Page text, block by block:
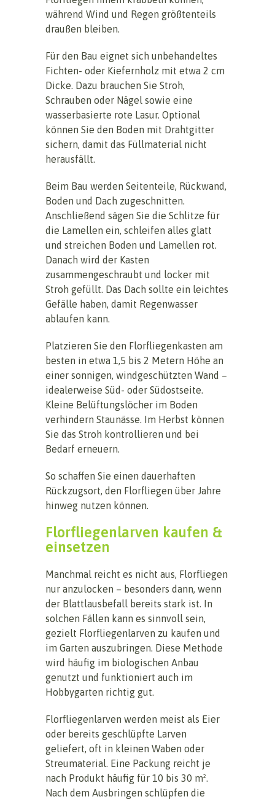
während Wind und Regen größtenteils
draußen bleiben.
Für den Bau eignet sich unbehandeltes
Fichten- oder Kiefernholz mit etwa 2 cm
Dicke. Dazu brauchen Sie Stroh,
Schrauben oder Nägel sowie eine
wasserbasierte rote Lasur. Optional
können Sie den Boden mit Drahtgitter
sichern, damit das Füllmaterial nicht
herausfällt.
Beim Bau werden Seitenteile, Rückwand,
Boden und Dach zugeschnitten.
Anschließend sägen Sie die Schlitze für
die Lamellen ein, schleifen alles glatt
und streichen Boden und Lamellen rot.
Danach wird der Kasten
zusammengeschraubt und locker mit
Stroh gefüllt. Das Dach sollte ein leichtes
Gefälle haben, damit Regenwasser
ablaufen kann.
Platzieren Sie den Florfliegenkasten am
besten in etwa 1,5 bis 2 Metern Höhe an
einer sonnigen, windgeschützten Wand –
idealerweise Süd- oder Südostseite.
Kleine Belüftungslöcher im Boden
verhindern Staunässe. Im Herbst können
Sie das Stroh kontrollieren und bei
Bedarf erneuern.
So schaffen Sie einen dauerhaften
Rückzugsort, den Florfliegen über Jahre
hinweg nutzen können.
Florfliegenlarven kaufen &
einsetzen
Manchmal reicht es nicht aus, Florfliegen
nur anzulocken – besonders dann, wenn
der Blattlausbefall bereits stark ist. In
solchen Fällen kann es sinnvoll sein,
gezielt Florfliegenlarven zu kaufen und
im Garten auszubringen. Diese Methode
wird häufig im biologischen Anbau
genutzt und funktioniert auch im
Hobbygarten richtig gut.
Florfliegenlarven werden meist als Eier
oder bereits geschlüpfte Larven
geliefert, oft in kleinen Waben oder
Streumaterial. Eine Packung reicht je
nach Produkt häufig für 10 bis 30 m².
Nach dem Ausbringen schlüpfen die